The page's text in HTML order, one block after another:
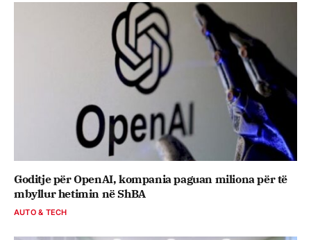
Goditje për OpenAI, kompania paguan miliona për të
mbyllur hetimin në ShBA
AUTO & TECH